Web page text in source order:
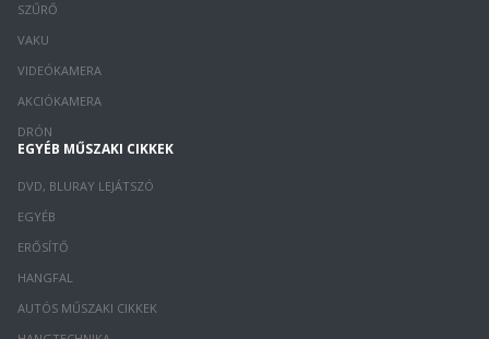
SZŰRŐ
VAKU
VIDEÓKAMERA
AKCIÓKAMERA
DRÓN
EGYÉB MŰSZAKI CIKKEK
DVD, BLURAY LEJÁTSZÓ
EGYÉB
ERŐSÍTŐ
HANGFAL
AUTÓS MŰSZAKI CIKKEK